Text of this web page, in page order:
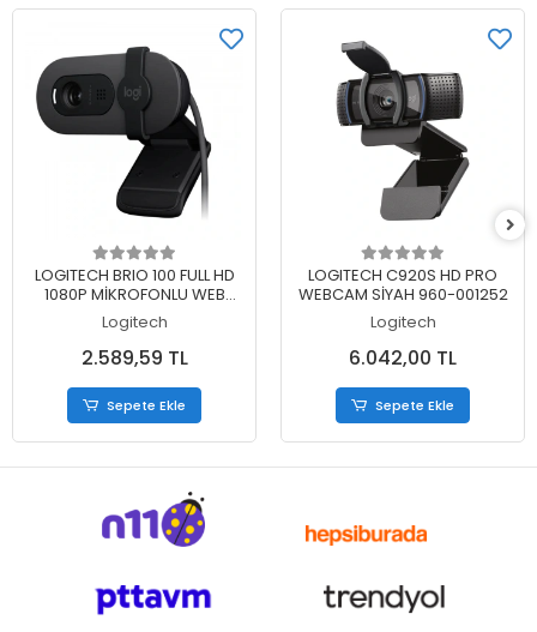
Sepete Ekle
LOGITECH BRIO 100 FULL HD
1080P MİKROFONLU WEB
KAMERA SİYAH 960-001585
Logitech
2.589,59 TL
Sepete Ekle
Sepete Ekle
LOGITECH C920S HD PRO
WEBCAM SİYAH 960-001252
Logitech
6.042,00 TL
Sepete Ekle